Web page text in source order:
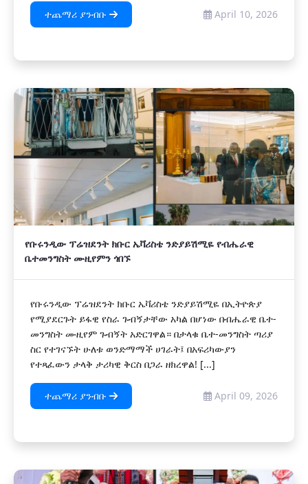
ተጨማሪ ያንብቡ April 10, 2026
የቡሩንዲው ፕሬዝደንት ክቡር ኤቫሪስቴ ንድያይሽሚዬ የብሔራዊ
ቤተመንግስት ሙዚየምን ጎበኙ
የቡሩንዲው ፕሬዝደንት ክቡር ኤቫሪስቴ ንድያይሽሚዬ በኢትዮጵያ
የሚያደርጉት ይፋዊ የስራ ጉብኝታቸው አካል በሆነው በብሔራዊ ቤተ-
መንግስት ሙዚየም ጉብኝት አድርገዋል። በታላቁ ቤተ-መንግስት ጣሪያ
ስር የተገናኙት ሁለቱ ወንድማማች ሀገራት፤ በአፍሪካውያን
የተጻፈውን ታላቅ ታሪካዊ ቅርስ በጋራ ዘክረዋል! [...]
ተጨማሪ ያንብቡ April 09, 2026